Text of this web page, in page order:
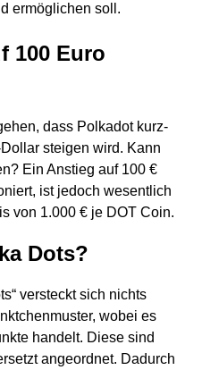
ermöglichen soll.
100 Euro
dass Polkadot kurz-
steigen wird. Kann
Ein Anstieg auf 100 €
ist jedoch wesentlich
von 1.000 € je DOT Coin.
Dots?
versteckt sich nichts
wobei es
handelt. Diese sind
angeordnet. Dadurch